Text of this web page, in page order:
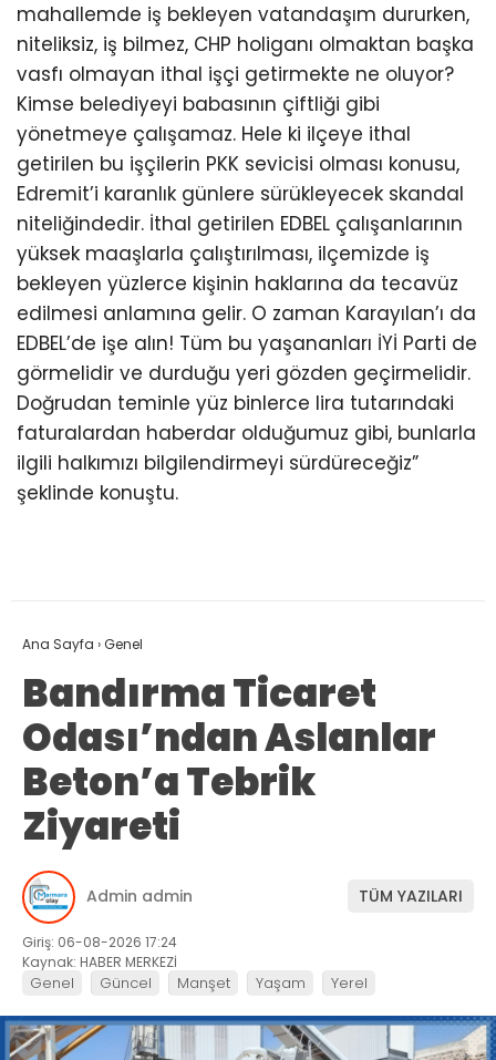
mahallemde iş bekleyen vatandaşım dururken,
niteliksiz, iş bilmez, CHP holiganı olmaktan başka
vasfı olmayan ithal işçi getirmekte ne oluyor?
Kimse belediyeyi babasının çiftliği gibi
yönetmeye çalışamaz. Hele ki ilçeye ithal
getirilen bu işçilerin PKK sevicisi olması konusu,
Edremit’i karanlık günlere sürükleyecek skandal
niteliğindedir. İthal getirilen EDBEL çalışanlarının
yüksek maaşlarla çalıştırılması, ilçemizde iş
bekleyen yüzlerce kişinin haklarına da tecavüz
edilmesi anlamına gelir. O zaman Karayılan’ı da
EDBEL’de işe alın! Tüm bu yaşananları İYİ Parti de
görmelidir ve durduğu yeri gözden geçirmelidir.
Doğrudan teminle yüz binlerce lira tutarındaki
faturalardan haberdar olduğumuz gibi, bunlarla
ilgili halkımızı bilgilendirmeyi sürdüreceğiz”
şeklinde konuştu.
Ana Sayfa ›Genel
Bandırma Ticaret
Odası’ndan Aslanlar
Beton’a Tebrik
Ziyareti
Admin admin TÜM YAZILARI
Giriş: 06-08-2026 17:24
Kaynak: HABER MERKEZİ
Genel Güncel Manşet Yaşam Yerel